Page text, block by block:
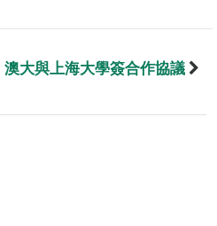
澳大與上海大學簽合作協議